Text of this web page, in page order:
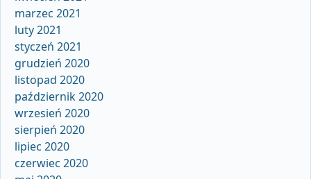
marzec 2021
luty 2021
styczeń 2021
grudzień 2020
listopad 2020
październik 2020
wrzesień 2020
sierpień 2020
lipiec 2020
czerwiec 2020